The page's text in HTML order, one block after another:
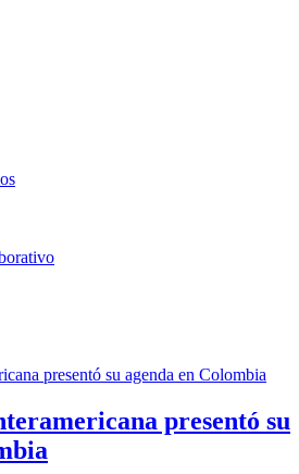
presentó su